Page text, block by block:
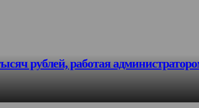
рублей, работая